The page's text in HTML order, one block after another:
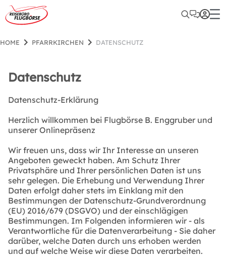
HOME PFARRKIRCHEN DATENSCHUTZ
Datenschutz
Datenschutz-Erklärung
Herzlich willkommen bei Flugbörse B. Enggruber und
unserer Onlinepräsenz
Wir freuen uns, dass wir Ihr Interesse an unseren
Angeboten geweckt haben. Am Schutz Ihrer
Privatsphäre und Ihrer persönlichen Daten ist uns
sehr gelegen. Die Erhebung und Verwendung Ihrer
Daten erfolgt daher stets im Einklang mit den
Bestimmungen der Datenschutz-Grundverordnung
(EU) 2016/679 (DSGVO) und der einschlägigen
Bestimmungen. Im Folgenden informieren wir - als
Verantwortliche für die Datenverarbeitung - Sie daher
darüber, welche Daten durch uns erhoben werden
und auf welche Weise wir diese Daten verarbeiten.